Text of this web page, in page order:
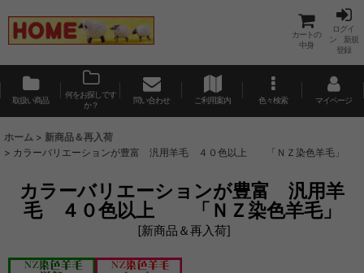
カートの
中身
ログイ
ン 新規
登録
取扱い商品
何をお探しです
か？
問い合わせ ご利用案内 色々検索 マイページ
ホーム > 新商品＆再入荷
> カラーバリエーションが豊富 汎用羊毛 ４０色以上 「ＮＺ染色羊毛」
カラーバリエーションが豊富 汎用羊
毛 ４０色以上 「ＮＺ染色羊毛」
[新商品＆再入荷]